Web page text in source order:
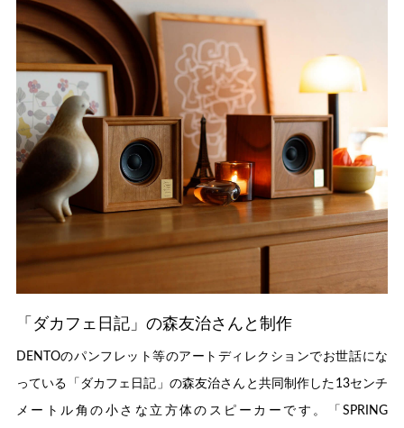
「ダカフェ日記」の森友治さんと制作
DENTOのパンフレット等のアートディレクションでお世話にな
っている「ダカフェ日記」の森友治さんと共同制作した13センチ
メートル角の小さな立方体のスピーカーです。「SPRING